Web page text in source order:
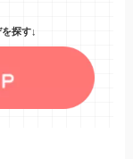
探す↓